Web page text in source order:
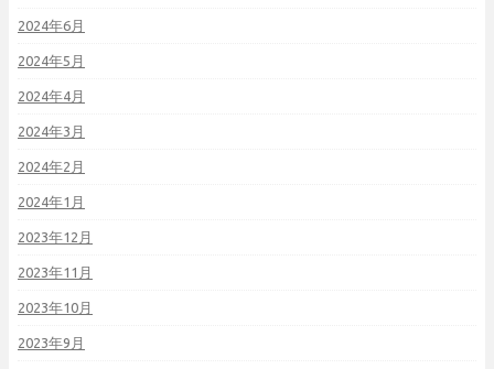
2024年6月
2024年5月
2024年4月
2024年3月
2024年2月
2024年1月
2023年12月
2023年11月
2023年10月
2023年9月